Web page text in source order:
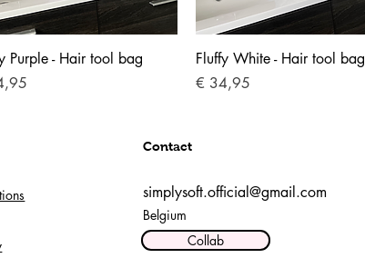
Snel overzicht
Purple - Hair tool bag
Snel overzicht
Fluffy White - Hair tool bag
Prijs
€ 34,95
Contact
simplysoft.official@gmail.com
Belgium
Collab